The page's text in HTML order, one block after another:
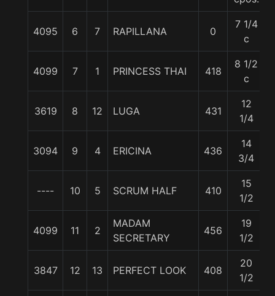
4095 6 7 RAPILLANA 0
7 1/4
c
4099 7 1 PRINCESS THAI 418
8 1/2
c
3619 8 12 LUGA 431
12
1/4
3094 9 4 ERICINA 436
14
3/4
---- 10 5 SCRUM HALF 410
15
1/2
4099 11 2
MADAM
SECRETARY
456
19
1/2
3847 12 13 PERFECT LOOK 408
20
1/2